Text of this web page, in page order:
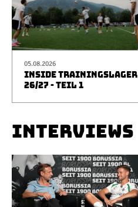
05.08.2026
INSIDE TRAININGSLAGER
26/27 - TEIL 1
INTERVIEWS